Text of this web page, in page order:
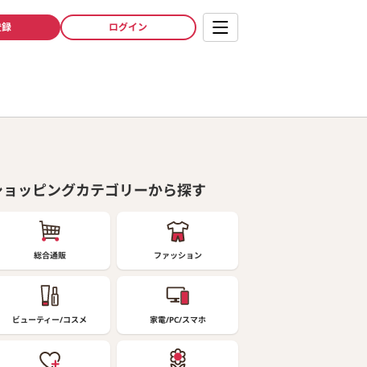
ログイン
ョッピングカテゴリーから探す
総合通販 ファッション
ビューティー/コスメ 家電/PC/スマホ